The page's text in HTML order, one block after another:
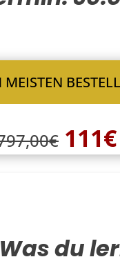
MEISTEN
111€
Was du